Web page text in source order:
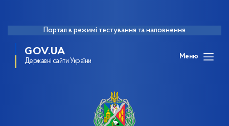
Портал в режимі тестування та наповнення
GOV.UA
Державні сайти України
Меню